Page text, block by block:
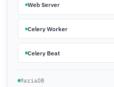
Web Server
Celery Worker
Celery Beat
MariaDB